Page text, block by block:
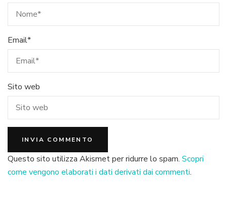
Email*
Sito web
Questo sito utilizza Akismet per ridurre lo spam. Scopri
come vengono elaborati i dati derivati dai commenti.